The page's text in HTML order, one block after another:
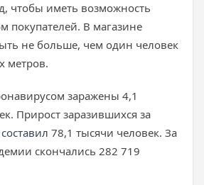
чтобы иметь возможность
покупателей. В магазине
не больше, чем один человек
метров.
заражены 4,1
Прирост заразившихся за
составил 78,1 тысячи человек. За
скончались 282 719